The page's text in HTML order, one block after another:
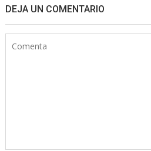
DEJA UN COMENTARIO